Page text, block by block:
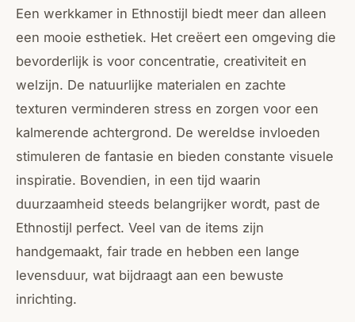
Een werkkamer in Ethnostijl biedt meer dan alleen
een mooie esthetiek. Het creëert een omgeving die
bevorderlijk is voor concentratie, creativiteit en
welzijn. De natuurlijke materialen en zachte
texturen verminderen stress en zorgen voor een
kalmerende achtergrond. De wereldse invloeden
stimuleren de fantasie en bieden constante visuele
inspiratie. Bovendien, in een tijd waarin
duurzaamheid steeds belangrijker wordt, past de
Ethnostijl perfect. Veel van de items zijn
handgemaakt, fair trade en hebben een lange
levensduur, wat bijdraagt aan een bewuste
inrichting.